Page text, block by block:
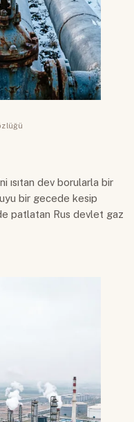
ısıtan dev borularla bir
bir gecede kesip
patlatan Rus devlet gaz